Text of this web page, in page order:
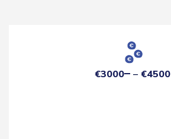
€3000 €4500